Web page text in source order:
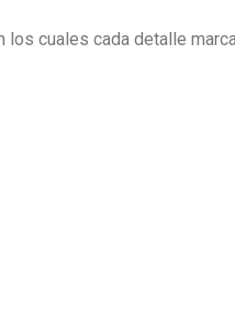
cuales cada detalle